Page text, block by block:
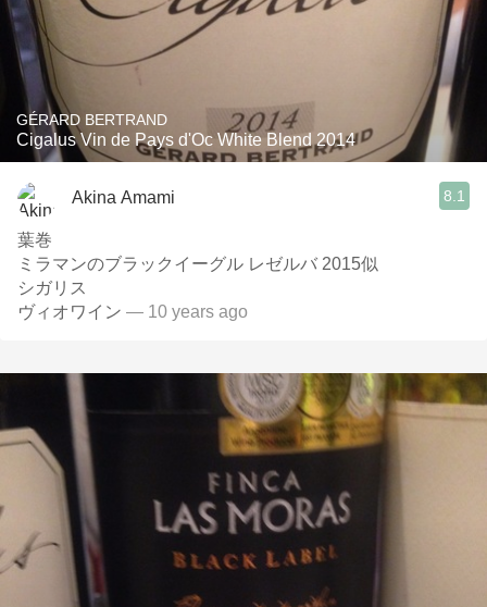
GÉRARD BERTRAND
Cigalus Vin de Pays d'Oc White Blend 2014
Akina Amami 8.1
葉巻
ミラマンのブラックイーグル レゼルバ 2015似
シガリス
ヴィオワイン — 10 years ago